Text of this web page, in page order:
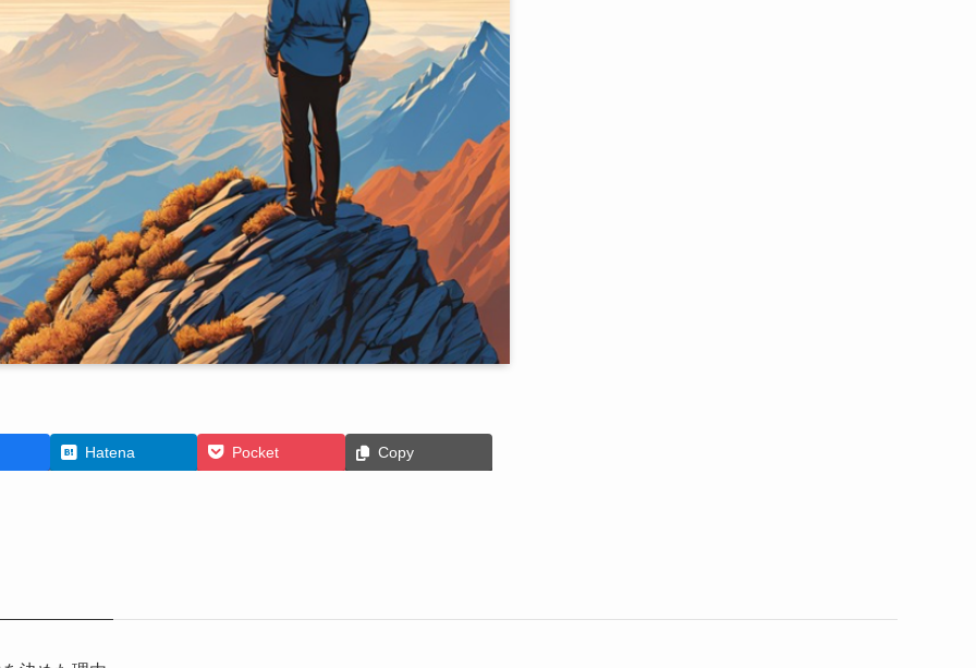
Hatena Pocket Copy